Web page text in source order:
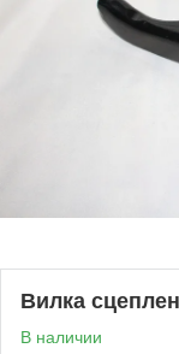
Вилка
В наличии